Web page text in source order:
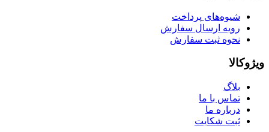
شیوه‌های پرداخت
رویه ارسال سفارش
نحوه ثبت سفارش
ویژوکالا
بلاگ
تماس با ما
درباره ما
ثبت شکایت